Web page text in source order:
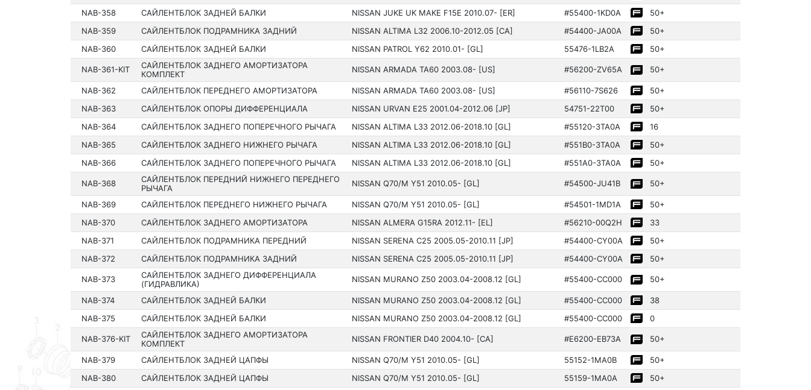
NAB-358
САЙЛЕНТБЛОК ЗАДНЕЙ БАЛКИ NISSAN JUKE UK MAKE F15E 2010.07- [ER] #55400­-1KD0A
50+
NAB-359
САЙЛЕНТБЛОК ПОДРАМНИКА ЗАДНИЙ NISSAN ALTIMA L32 200­6.10-2012.05 [CA] #54400­-JA00A
50+
NAB-360
САЙЛЕНТБЛОК ЗАДНЕЙ БАЛКИ NISSAN PATROL Y62 201­0.01- [GL] 55476­-1LB2A 50+
NAB-361-KIT
САЙЛЕНТБЛОК ЗАДНЕГО АМОРТИЗАТОРА
КОМПЛЕКТ
NISSAN ARMADA TA60 200­3.08- [US] #56200­-ZV65A 50+
NAB-362 САЙЛЕНТБЛОК ПЕРЕДНЕГО АМОРТИЗАТОРА NISSAN ARMADA TA60 200­3.08- [US] #56110­-7S626
50+
NAB-363
САЙЛЕНТБЛОК ОПОРЫ ДИФФЕРЕНЦИАЛА NISSAN URVAN E25 200­1.04-2012.06 [JP] 54751­-22T00
50+
NAB-364
САЙЛЕНТБЛОК ЗАДНЕГО ПОПЕРЕЧНОГО РЫЧАГА NISSAN ALTIMA L33 201­2.06-2018.10 [GL] #55120­-3TA0A
16
NAB-365
САЙЛЕНТБЛОК ЗАДНЕГО НИЖНЕГО РЫЧАГА NISSAN ALTIMA L33 201­2.06-2018.10 [GL] #551B0-3TA0A
50+
NAB-366
САЙЛЕНТБЛОК ЗАДНЕГО ПОПЕРЕЧНОГО РЫЧАГА NISSAN ALTIMA L33 201­2.06-2018.10 [GL] #551A0-3TA0A 50+
NAB-368
САЙЛЕНТБЛОК ПЕРЕДНИЙ НИЖНЕГО ПЕРЕДНЕГО
РЫЧАГА
NISSAN Q70/M Y51 201­0.05- [GL] #54500­-JU41B 50+
NAB-369 САЙЛЕНТБЛОК ПЕРЕДНЕГО НИЖНЕГО РЫЧАГА NISSAN Q70/M Y51 201­0.05- [GL] #54501­-1MD1A
50+
NAB-370
САЙЛЕНТБЛОК ЗАДНЕГО АМОРТИЗАТОРА NISSAN ALMERA G15RA 2012.11- [EL] #56210­-00Q2H
33
NAB-371
САЙЛЕНТБЛОК ПОДРАМНИКА ПЕРЕДНИЙ NISSAN SERENA C25 200­5.05-2010.11 [JP] #54400­-CY00A
50+
NAB-372
САЙЛЕНТБЛОК ПОДРАМНИКА ЗАДНИЙ NISSAN SERENA C25 200­5.05-2010.11 [JP] #54400­-CY00A 50+
NAB-373
САЙЛЕНТБЛОК ЗАДНЕГО ДИФФЕРЕНЦИАЛА
(ГИДРАВЛИКА)
NISSAN MURANO Z50 200­3.04-2008.12 [GL] #55400­-CC000 50+
NAB-374 САЙЛЕНТБЛОК ЗАДНЕЙ БАЛКИ NISSAN MURANO Z50 200­3.04-2008.12 [GL] #55400­-CC000
38
NAB-375
САЙЛЕНТБЛОК ЗАДНЕЙ БАЛКИ NISSAN MURANO Z50 200­3.04-2008.12 [GL] #55400­-CC000 0
NAB-376-KIT
САЙЛЕНТБЛОК ЗАДНЕГО АМОРТИЗАТОРА
КОМПЛЕКТ
NISSAN FRONTIER D40 200­4.10- [CA] #E6200-EB73A 50+
NAB-379 САЙЛЕНТБЛОК ЗАДНЕЙ ЦАПФЫ NISSAN Q70/M Y51 201­0.05- [GL] 55152­-1MA0B
50+
NAB-380
САЙЛЕНТБЛОК ЗАДНЕЙ ЦАПФЫ NISSAN Q70/M Y51 201­0.05- [GL] 55159­-1MA0A
50+